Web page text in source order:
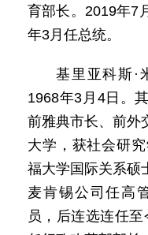
育部长。2019年7
年3月任总统。
基里亚科斯·
1968年3月4日。
前雅典市长、前外
大学，获社会研
福大学国际关系硕
麦肯锡公司任高
员，后连选连任